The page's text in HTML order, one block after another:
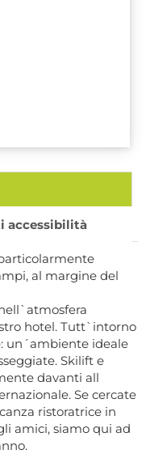
accessibilità
al margine del
hotel. Tutt`intorno
un´ambiente ideale
Skilift e
davanti all
Se cercate
ristoratrice in
amici, siamo qui ad